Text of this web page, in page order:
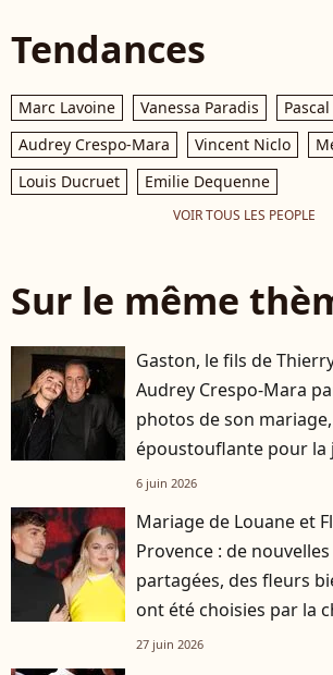
Tendances
Marc Lavoine Vanessa Paradis
Audrey Crespo-Mara
Vincent Niclo
Louis Ducruet
Emilie Dequenne
VOIR TOUS LES PEOPLE
Sur le même
Gaston, le fils de
Audrey Crespo-Mara
photos de son
époustouflante pour la
6 juin 2026
Mariage de Louane et
Provence : de
partagées, des fleurs
ont été choisies par la
27 juin 2026